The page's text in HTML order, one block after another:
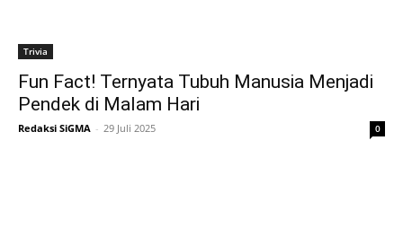
Trivia
Fun Fact! Ternyata Tubuh Manusia Menjadi
Pendek di Malam Hari
Redaksi SiGMA - 29 Juli 2025 0